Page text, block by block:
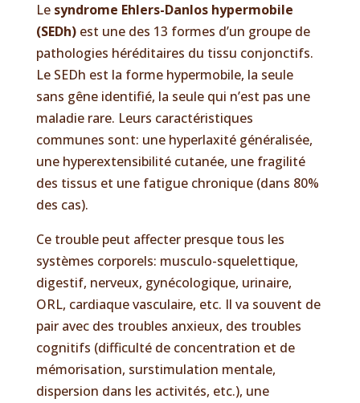
Le syndrome Ehlers-Danlos hypermobile
(SEDh)est une des 13 formes d’un groupe de
pathologies héréditaires du tissu conjonctifs.
Le SEDh est la forme hypermobile, la seule
sans gêne identifié, la seule qui n’est pas une
maladie rare. Leurs caractéristiques
communes sont: une hyperlaxité généralisée,
une hyperextensibilité cutanée, une fragilité
des tissus et une fatigue chronique (dans 80%
des cas).
Ce trouble peut affecter presque tous les
systèmes corporels: musculo-squelettique,
digestif, nerveux, gynécologique, urinaire,
ORL, cardiaque vasculaire, etc. Il va souvent de
pair avec des troubles anxieux, des troubles
cognitifs (difficulté de concentration et de
mémorisation, surstimulation mentale,
dispersion dans les activités, etc.), une